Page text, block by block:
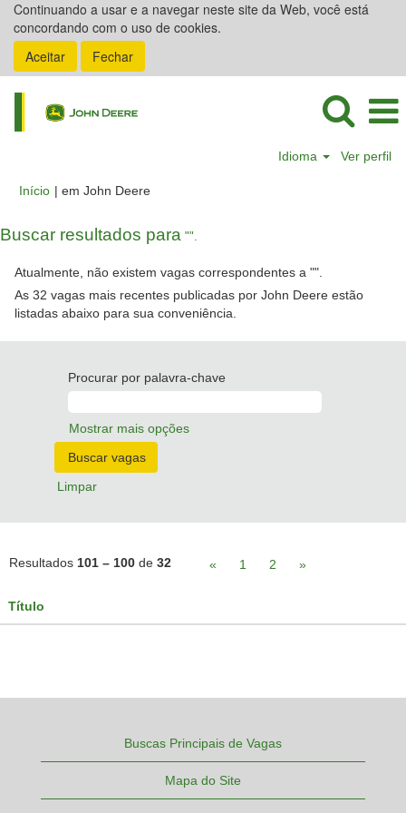
Continuando a usar e a navegar neste site da Web, você está
concordando com o uso de cookies.
Aceitar
Fechar
Idioma Ver perfil
Início | em John Deere(página
Buscar resultados para "".
Atualmente, não existem vagas correspondentes a "".
As 32 vagas mais recentes publicadas por John Deere estão
listadas abaixo para sua conveniência.
Procurar por palavra-chave
Mostrar mais opções
Limpar
Resultados 101 – 100 de 32 « 1 2 »
Título
Buscas Principais de Vagas
Mapa do Site